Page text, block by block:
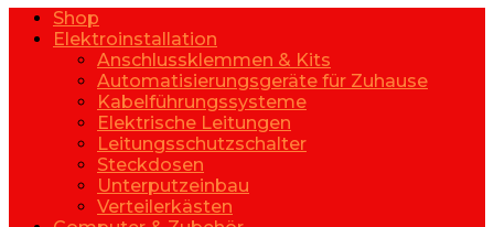
Shop
Elektroinstallation
Anschlussklemmen & Kits
Automatisierungsgeräte für Zuhause
Kabelführungssysteme
Elektrische Leitungen
Leitungsschutzschalter
Steckdosen
Unterputzeinbau
Verteilerkästen